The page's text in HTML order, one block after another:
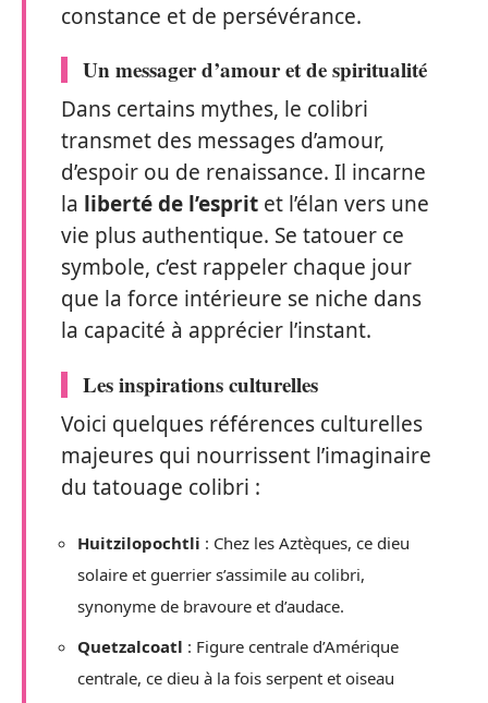
constance et de persévérance.
Un messager d’amour et de spiritualité
Dans certains mythes, le colibri
transmet des messages d’amour,
d’espoir ou de renaissance. Il incarne
la liberté de l’esprit et l’élan vers une
vie plus authentique. Se tatouer ce
symbole, c’est rappeler chaque jour
que la force intérieure se niche dans
la capacité à apprécier l’instant.
Les inspirations culturelles
Voici quelques références culturelles
majeures qui nourrissent l’imaginaire
du tatouage colibri :
Huitzilopochtli : Chez les Aztèques, ce dieu
solaire et guerrier s’assimile au colibri,
synonyme de bravoure et d’audace.
Quetzalcoatl : Figure centrale d’Amérique
centrale, ce dieu à la fois serpent et oiseau